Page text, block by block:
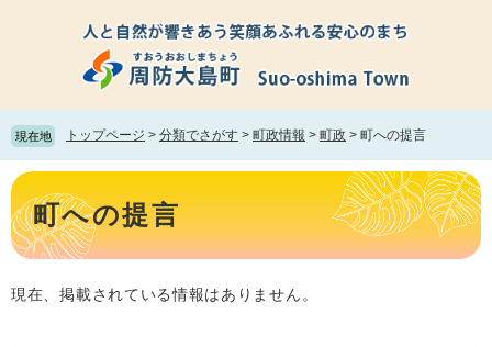
頭
で
す。
飛
ば
て
本
文
現在地 トップページ > 分類でさがす > 町政情報 > 町政 > 町への提言
本
文 町への提言
現在、掲載されている情報はありません。